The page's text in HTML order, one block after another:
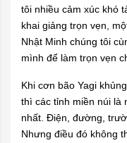
tôi nhiều cảm xúc khó
khai giảng trọn vẹn,
Nhật Minh chúng tôi
mình để làm trọn vẹn
Khi cơn bão Yagi
thì các tỉnh miền núi là
nhất. Điện, đường,
Nhưng điều đó không